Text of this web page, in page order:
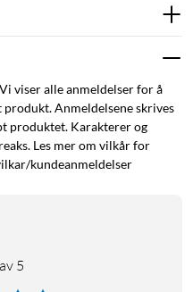
risikoen for at kabelen
montering.
hovedkort og interne
mellom hovedkort og
via SATA-strømkabel.
600)
viser alle anmeldelser for å
Anmeldelsene skrives
produktet. Karakterer og
Les mer om vilkår for
kundeanmeldelser
av 5